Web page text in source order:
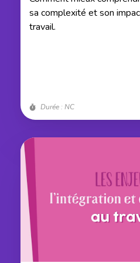
sa complexité et son
travail.
Durée : NC